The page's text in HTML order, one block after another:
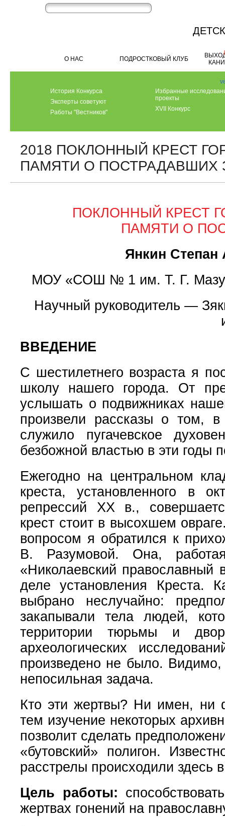
О НАС ПОДРОСТКОВЫЙ КЛУБ
История Конкурса
Эксперты советуют
Работы "Вестников"
Избранные
проекты
XVII Конкурс
2018 ПОКЛОННЫЙ КРЕСТ
ПАМЯТИ О ПОСТРАДАВШИХ
ПОКЛОННЫЙ КРЕСТ
ПАМЯТИ О
Янкин Степан
МОУ «СОШ № 1 им. Т. Г.
Научный руководитель —
ВВЕДЕНИЕ
С шестилетнего возраста я
школу нашего города. От
услышать о подвижниках
произвели рассказы о том,
служило пугачевское
безбожной властью в эти годы
Ежегодно на центральном
креста, установленного в
репрессий XX в.,
крест стоит в высохшем
вопросом я обратился к
В. Разумовой. Она,
«Николаевский православный
деле установления Креста.
выбрано неслучайно:
закапывали тела людей,
территории тюрьмы и
археологических
произведено не было. Видимо,
непосильная задача.
Кто эти жертвы? Ни имен, ни
тем изучение некоторых
позволит сделать
«бутовский» полигон.
расстрелы происходили здесь
Цель работы:
жертвах гонений на